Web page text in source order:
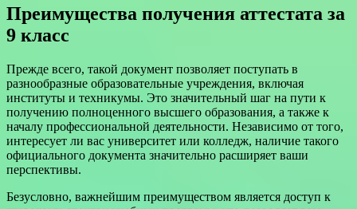
Преимущества получения аттестата за
9 класс
Прежде всего, такой документ позволяет поступать в
разнообразные образовательные учреждения, включая
институты и техникумы. Это значительный шаг на пути к
получению полноценного высшего образования, а также к
началу профессиональной деятельности. Независимо от того,
интересует ли вас университет или колледж, наличие такого
официального документа значительно расширяет ваши
перспективы.
Безусловно, важнейшим преимуществом является доступ к